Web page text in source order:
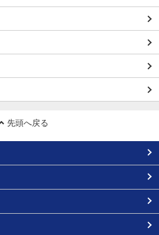
先頭へ戻る